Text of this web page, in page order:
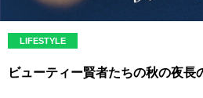
LIFESTYLE
ビューティー賢者たちの秋の夜長